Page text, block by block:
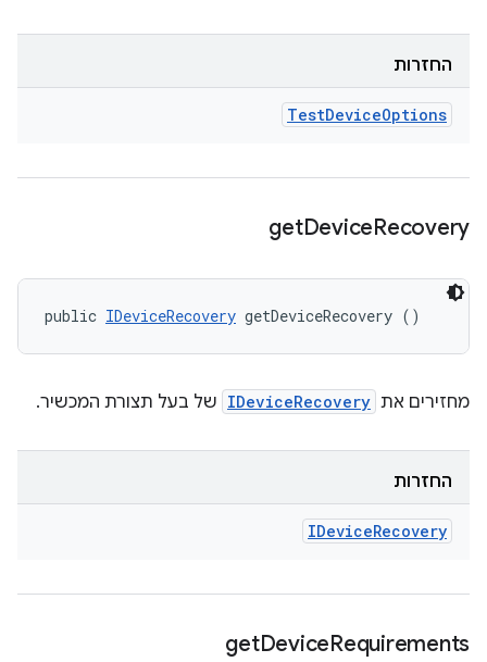
החזרות
TestDeviceOptions
getDeviceRecovery
public IDeviceRecovery getDeviceRecovery ()
מחזירים את IDeviceRecovery של בעל תצורת המכשיר.
החזרות
IDeviceRecovery
getDeviceRequirements